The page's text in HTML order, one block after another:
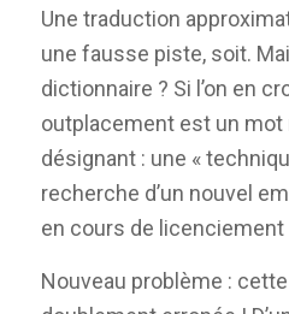
Une traduction
une fausse piste, soit.
dictionnaire ? Si l’on en
outplacement est un mot
désignant : une «
recherche d’un nouvel
en cours de licenciement
Nouveau problème :